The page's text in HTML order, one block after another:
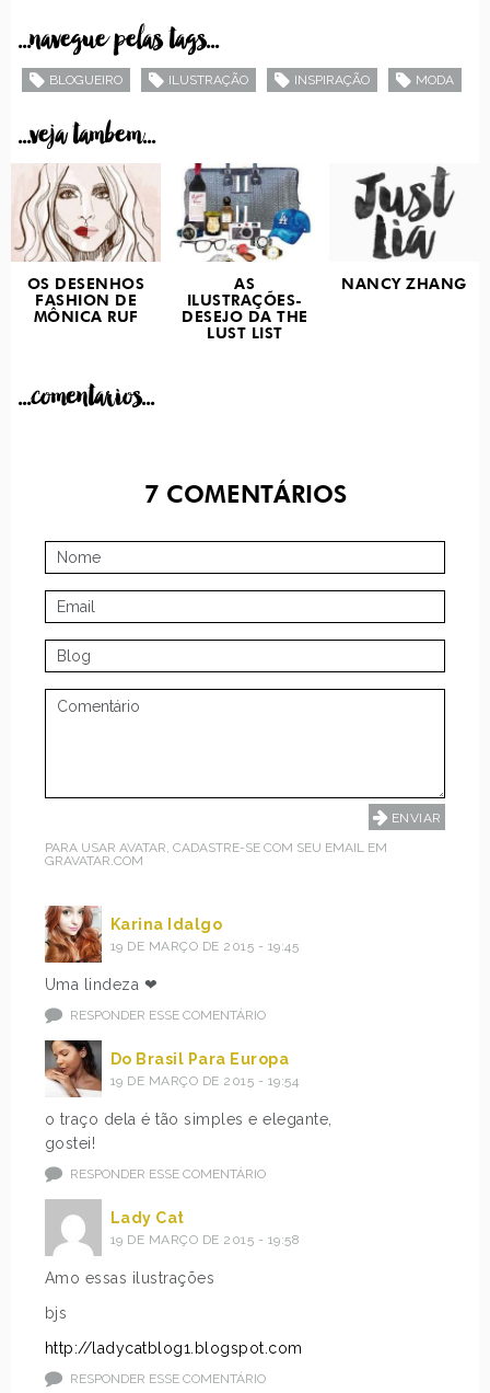
...navegue pelas tags...
BLOGUEIRO ILUSTRAÇÃO INSPIRAÇÃO MODA
...veja tambem...
OS DESENHOS
FASHION DE
MÔNICA RUF
AS
ILUSTRAÇÕES-
DESEJO DA THE
LUST LIST
NANCY ZHANG
...comentarios...
7COMENTÁRIOS
PARA USAR AVATAR, CADASTRE-SE COM SEU EMAIL EM
GRAVATAR.COM
Karina Idalgo
19 DE MARÇO DE 2015 - 19:45
Uma lindeza ❤
RESPONDER ESSE COMENTÁRIO
Do Brasil Para Europa
19 DE MARÇO DE 2015 - 19:54
o traço dela é tão simples e elegante,
gostei!
RESPONDER ESSE COMENTÁRIO
Lady Cat
19 DE MARÇO DE 2015 - 19:58
Amo essas ilustrações
bjs
http://ladycatblog1.blogspot.com
RESPONDER ESSE COMENTÁRIO